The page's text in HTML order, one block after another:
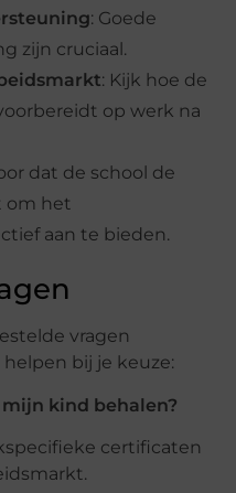
: Goede
zijn cruciaal.
: Kijk hoe de
op werk na
dat de school de
om het
aan te bieden.
vragen
bij je keuze:
kind behalen?
certificaten